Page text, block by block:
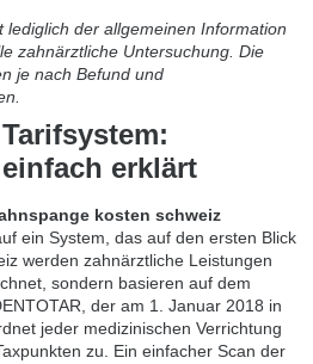
lediglich der allgemeinen Information
zahnärztliche Untersuchung. Die
je nach Befund und
erklärt
kosten schweiz
ein System, das auf den ersten Blick
werden zahnärztliche Leistungen
sondern basieren auf dem
der am 1. Januar 2018 in
jeder medizinischen Verrichtung
zu. Ein einfacher Scan der